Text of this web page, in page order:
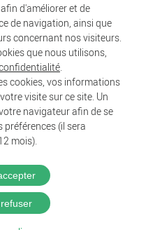
d'améliorer et de
de navigation, ainsi que
concernant nos visiteurs.
que nous utilisons,
cookies, vos informations
visite sur ce site. Un
navigateur afin de se
préférences (il sera
mois).
et collaborer
Digital